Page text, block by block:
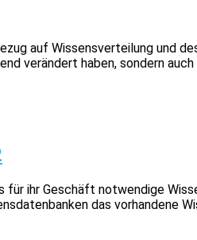
auf Wissensverteilung und
verändert haben, sondern
ihr Geschäft notwendige
das vorhandene